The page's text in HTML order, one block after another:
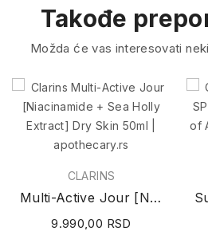
Takođe
Možda će vas interesovati
CLARINS
Multi-Active Jour [Niacinamide + Sea Holly...
9.990,00 RSD